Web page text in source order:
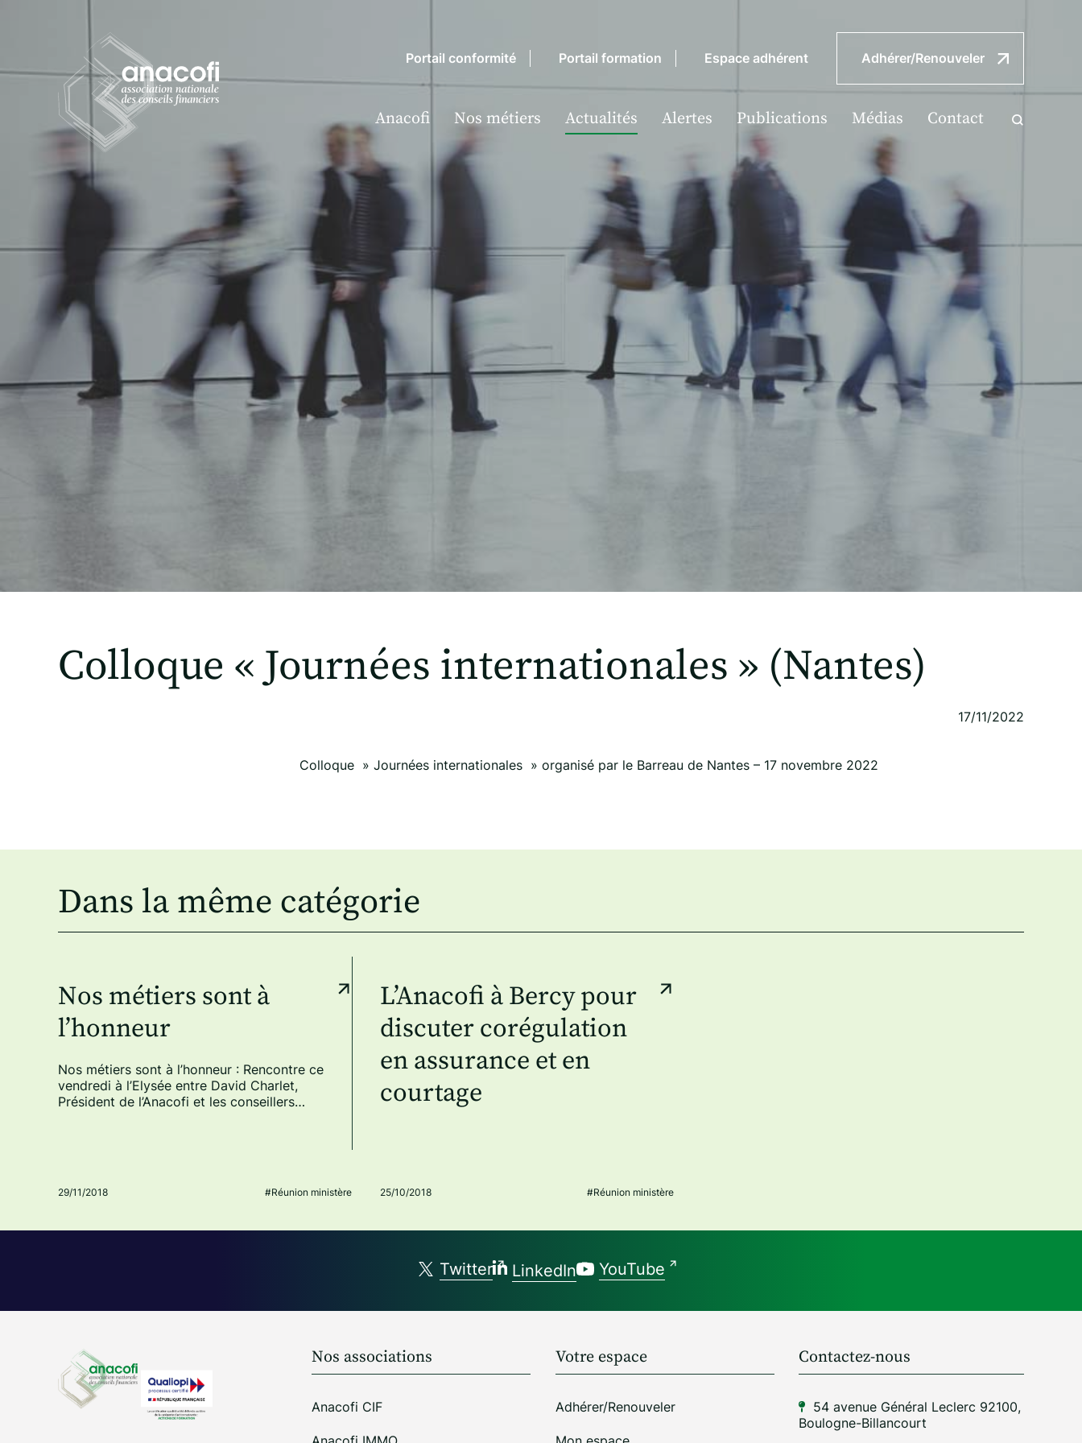
Portail conformité Portail formation Espace adhérent Adhérer/Renouveler
Anacofi Nos métiers Actualités Alertes Publications Médias Contact
Colloque « Journées internationales » (Nantes)
17/11/2022
Colloque » Journées internationales » organisé par le Barreau de Nantes – 17 novembre 2022
Dans la même catégorie
Nos métiers sont à
l’honneur
Nos métiers sont à l’honneur : Rencontre ce
vendredi à l’Elysée entre David Charlet,
Président de l’Anacofi et les conseillers…
29/11/2018 #Réunion ministère
L’Anacofi à Bercy pour
discuter corégulation
en assurance et en
courtage
25/10/2018 #Réunion ministère
Twitter LinkedIn YouTube
Nos associations
Anacofi CIF
Votre espace
Adhérer/Renouveler
Contactez-nous
54 avenue Général Leclerc 92100,
Boulogne-Billancourt